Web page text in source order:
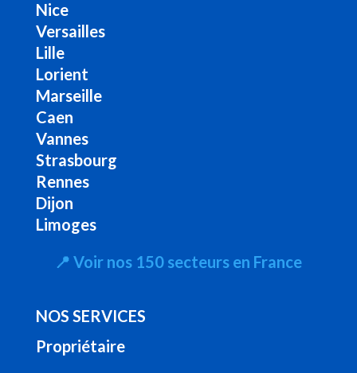
Nice
Versailles
Lille
Lorient
Marseille
Caen
Vannes
Strasbourg
Rennes
Dijon
Limoges
📍Voir nos 150 secteurs en France
NOS SERVICES
Propriétaire